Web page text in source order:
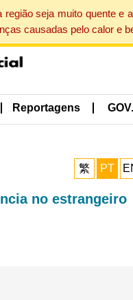
seja muito quente
causadas pelo calor e
Reportagens
繁 PT
no estrangeiro